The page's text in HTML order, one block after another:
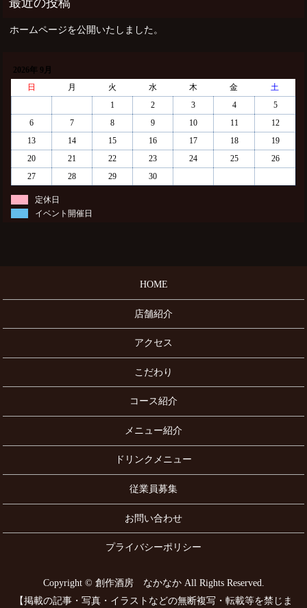
ホームページを公開いたしました。
2026年 9月
日
月 火 水 木 金
土
1
2 3 4
5
6
7 8 9 10 11
12
13
14 15 16 17 18
19
20
21 22 23 24 25
26
27
28 29 30
定休日
イベント開催日
HOME
店舗紹介
アクセス
こだわり
コース紹介
メニュー紹介
ドリンクメニュー
従業員募集
お問い合わせ
プライバシーポリシー
Copyright © 創作酒房 なかなか All Rights Reserved.
【掲載の記事・写真・イラストなどの無断複写・転載等を禁じま